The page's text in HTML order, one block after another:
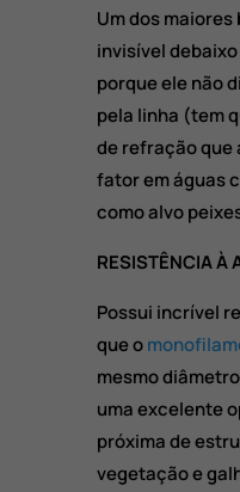
Um dos
invisível
porque ele não
pela linha (tem
de refração que
fator em águas
como alvo
RESISTÊNCIA À
Possui incrível
que o
mesmo
uma excelente
próxima de
vegetação e